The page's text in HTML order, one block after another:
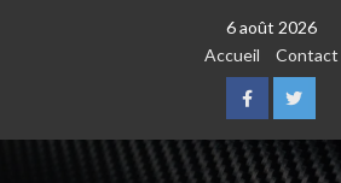
6 août 2026
Accueil
Contact
FacebookTwitter